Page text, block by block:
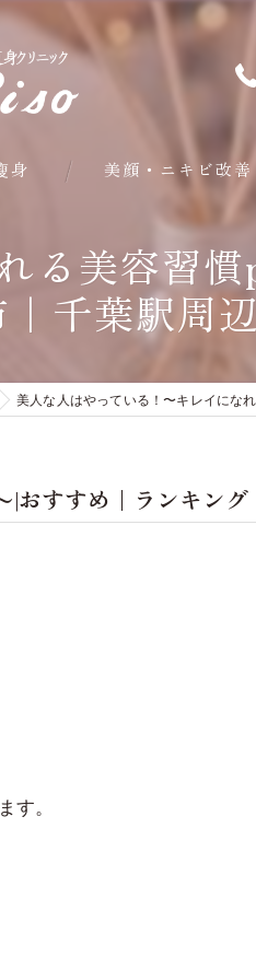
身 美顔・ニキビ改善
る美容習
千葉駅周辺
美人な人はやっている！〜キレイにな
すすめ｜ランキン
。